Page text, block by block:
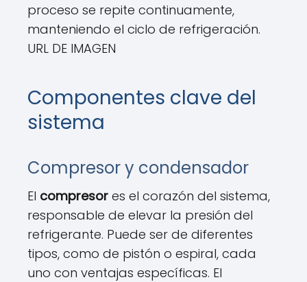
proceso se repite continuamente,
manteniendo el ciclo de refrigeración.
URL DE IMAGEN
Componentes clave del
sistema
Compresor y condensador
El compresor es el corazón del sistema,
responsable de elevar la presión del
refrigerante. Puede ser de diferentes
tipos, como de pistón o espiral, cada
uno con ventajas específicas. El